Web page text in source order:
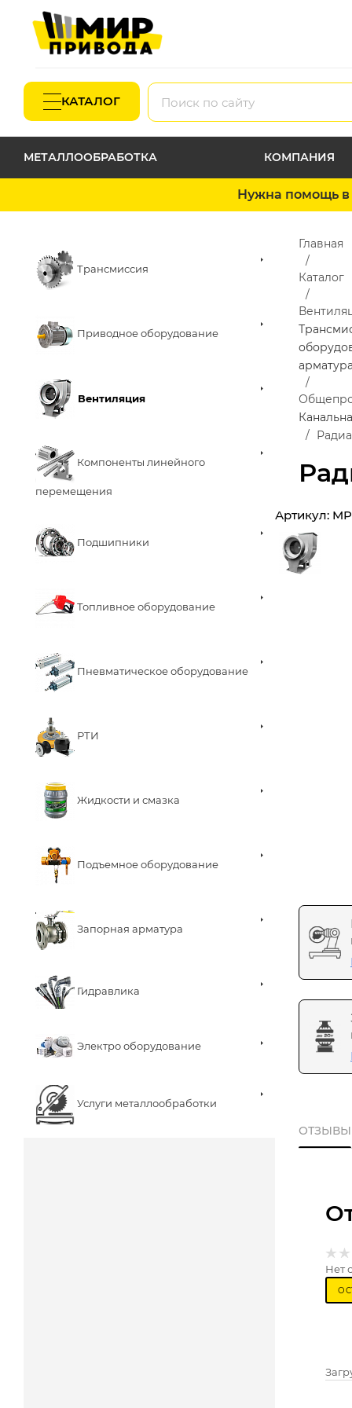
КАТАЛОГ
МЕТАЛЛООБРАБОТКА КОМПАНИЯ
Нужна помощь в
Трансмиссия
Приводное оборудование
Вентиляция
Компоненты линейного
перемещения
Подшипники
Топливное оборудование
Пневматическое оборудование
РТИ
Жидкости и смазка
Подъемное оборудование
Запорная арматура
Гидравлика
Электро оборудование
Услуги металлообработки
Главная
Каталог
арматура
Артикул:
ОТЗЫВЫ
Нет